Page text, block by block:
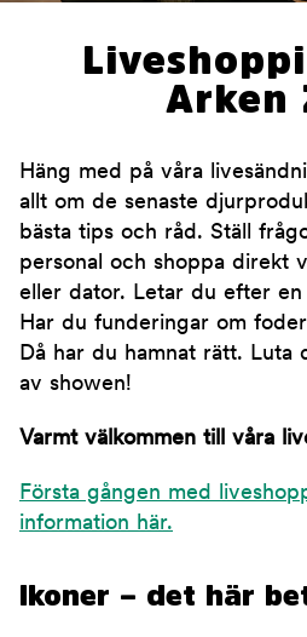
Arken
Häng med på våra
allt om de senaste
bästa tips och råd. Ställ
personal och shoppa direkt
eller dator. Letar du efter
Har du funderingar om
Då har du hamnat rätt. Luta
av showen!
Varmt välkommen till våra
Första gången med
information här.
Ikoner – det här